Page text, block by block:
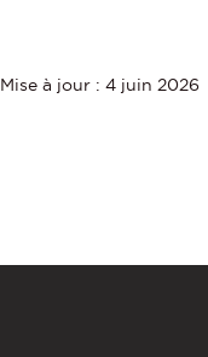
Mise à jour : 4 juin 2026